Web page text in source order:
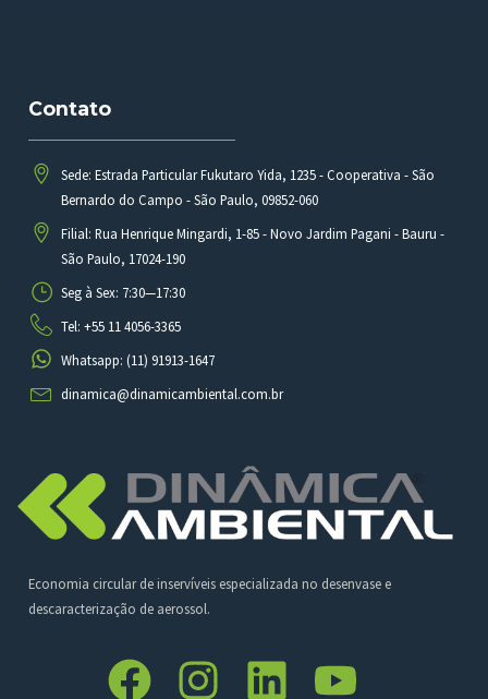
Economia circular de inservíveis especializada no desenvase e
descaracterização de aerossol.
Contato
Sede: Estrada Particular Fukutaro Yida, 1235 - Cooperativa - São
Bernardo do Campo - São Paulo, 09852-060
Filial: Rua Henrique Mingardi, 1-85 - Novo Jardim Pagani - Bauru -
São Paulo, 17024-190
Seg à Sex: 7:30—17:30
Tel: +55 11 4056-3365
Whatsapp: (11) 91913-1647
dinamica@dinamicambiental.com.br